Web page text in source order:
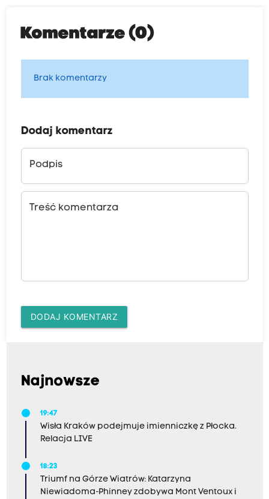
Komentarze (0)
Brak komentarzy
Dodaj komentarz
Podpis
Treść komentarza
DODAJ KOMENTARZ
Najnowsze
19:47
Wisła Kraków podejmuje imienniczkę z Płocka.
Relacja LIVE
18:23
Triumf na Górze Wiatrów: Katarzyna
Niewiadoma-Phinney zdobywa Mont Ventoux i